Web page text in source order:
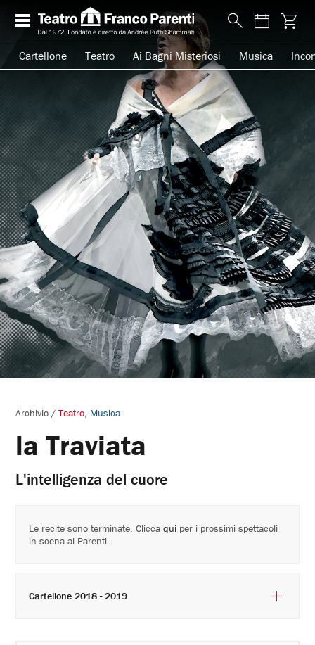
Cartellone Teatro Ai Bagni Misteriosi Musica
Archivio /Teatro Musica
la Traviata
L'intelligenza del cuore
Le recite sono terminate. Cliccaqui per i prossimi spettacoli
in scena al Parenti.
Cartellone 2018 - 2019